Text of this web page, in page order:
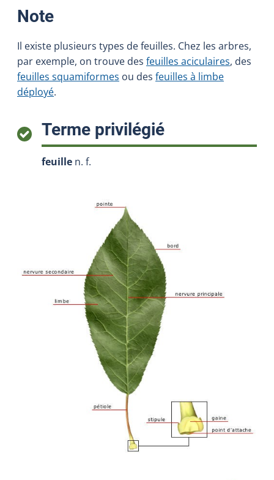
Note:
Il existe plusieurs types de feuilles. Chez les arbres,
par exemple, on trouve des feuilles aciculaires, des
feuilles squamiformes ou des feuilles à limbe
déployé.
Terme privilégié:
feuille n. f.